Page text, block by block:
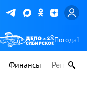
Погода
Финансы Регионы